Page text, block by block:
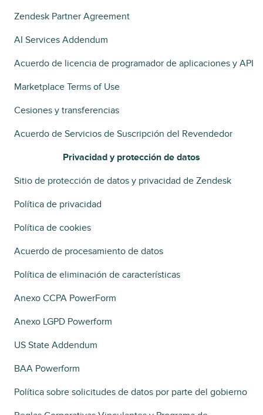
Zendesk Partner Agreement
AI Services Addendum
Acuerdo de licencia de programador de aplicaciones y API
Marketplace Terms of Use
Cesiones y transferencias
Acuerdo de Servicios de Suscripción del Revendedor
Privacidad y protección de datos
Sitio de protección de datos y privacidad de Zendesk
Política de privacidad
Política de cookies
Acuerdo de procesamiento de datos
Política de eliminación de características
Anexo CCPA PowerForm
Anexo LGPD Powerform
US State Addendum
BAA Powerform
Política sobre solicitudes de datos por parte del gobierno